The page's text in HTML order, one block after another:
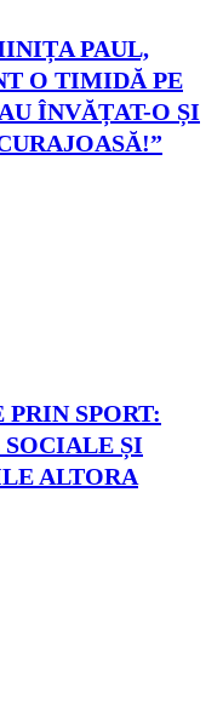
PAUL,
O TIMIDĂ PE
ÎNVĂȚAT-O ȘI
SPORT:
ȘI
ALTORA